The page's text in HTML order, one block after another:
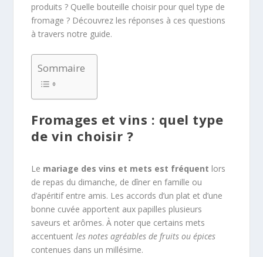
produits ? Quelle bouteille choisir pour quel type de
fromage ? Découvrez les réponses à ces questions
à travers notre guide.
Sommaire
Fromages et vins : quel type
de vin choisir ?
Le mariage des vins et mets est fréquent lors
de repas du dimanche, de dîner en famille ou
d’apéritif entre amis. Les accords d’un plat et d’une
bonne cuvée apportent aux papilles plusieurs
saveurs et arômes. À noter que certains mets
accentuentles notes agréables de fruits ou épices
contenues dans un millésime.